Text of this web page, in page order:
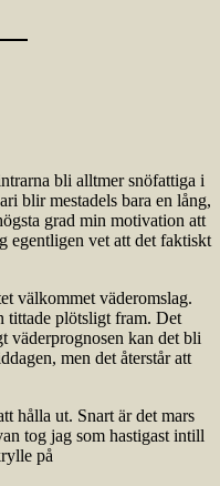
bli alltmer snöfattiga i
blir mestadels bara en lång,
grad min motivation att
egentligen vet att det faktiskt
välkommet väderomslag.
tittade plötsligt fram. Det
väderprognosen kan det bli
men det återstår att
hålla ut. Snart är det mars
tog jag som hastigast intill
på